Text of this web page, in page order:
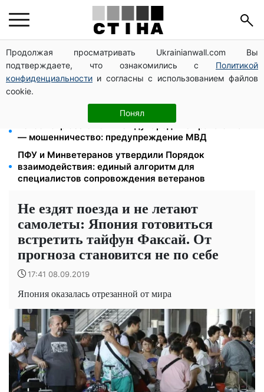
Продолжая просматривать Ukrainianwall.com Вы
подтверждаете, что ознакомились с Политикой
конфиденциальности и согласны с использованием файлов
cookie.
Понял
1-2 набора гигиены на семью: UNICEF раздает
помощь в Запорожской области в августе
2000 грн в квартал от фонда США: люди с
инвалидностью I-II группы и пенсионеры 60+
получат выплаты
Техосмотр без СТО и международные права онлайн
— мошенничество: предупреждение МВД
ПФУ и Минветеранов утвердили Порядок
взаимодействия: единый алгоритм для
специалистов сопровождения ветеранов
Не ездят поезда и не летают
самолеты: Япония готовиться
встретить тайфун Факсай. От
прогноза становится не по себе
17:41 08.09.2019
Япония оказалась отрезанной от мира